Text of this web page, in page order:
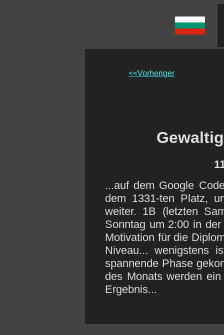
<<Vorheriger
...auf dem Google
dem 1331-ten Platz,
weiter. 1B (letzten
Sonntag um 2:00 in
Motivation für die
Niveau... wenigstens
spannende Phase
des Monats werden
Ergebnis...